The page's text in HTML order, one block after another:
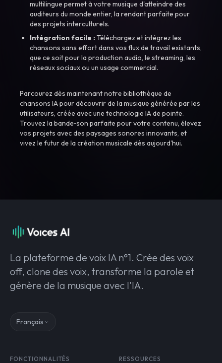
multilingue permet à votre musique d'atteindre des
auditeurs du monde entier, la rendant parfaite pour
des projets interculturels.
Intégration facile :Téléchargez et intégrez les
chansons sans effort dans vos flux de travail existants,
que ce soit pour la production audio, le streaming, les
réseaux sociaux ou un usage commercial.
Parcourez dès maintenant notre bibliothèque de
chansons IA pour découvrir de la musique générée par les
utilisateurs, créée avec une technologie IA de pointe.
Trouvez la bande‑son parfaite pour votre contenu, élevez
vos projets avec des paysages sonores innovants, et
vivez le futur de la création musicale dès aujourd'hui.
La plateforme de voix IA n°1. Crée des voix
off, clone des voix, transforme la parole et
génère de la musique avec l'IA.
Français
FONCTIONNALITÉS RESSOURCES